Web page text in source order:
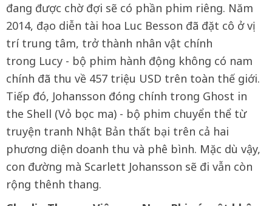
đang được chờ đợi sẽ có phần phim riêng. Năm
2014, đạo diễn tài hoa Luc Besson đã đặt cô ở vị
trí trung tâm, trở thành nhân vật chính
trong Lucy - bộ phim hành động không có nam
chính đã thu về 457 triệu USD trên toàn thế giới.
Tiếp đó, Johansson đóng chính trong Ghost in
the Shell (Vỏ bọc ma) - bộ phim chuyển thể từ
truyện tranh Nhật Bản thất bại trên cả hai
phương diện doanh thu và phê bình. Mặc dù vậy,
con đường mà Scarlett Johansson sẽ đi vẫn còn
rộng thênh thang.